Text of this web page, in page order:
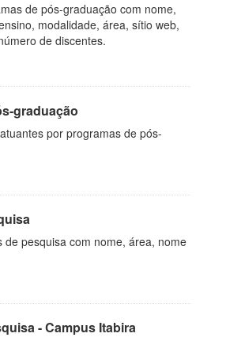
de pós-graduação com nome,
modalidade, área, sítio web,
de discentes.
graduação
por programas de pós-
de pesquisa com nome, área, nome
- Campus Itabira